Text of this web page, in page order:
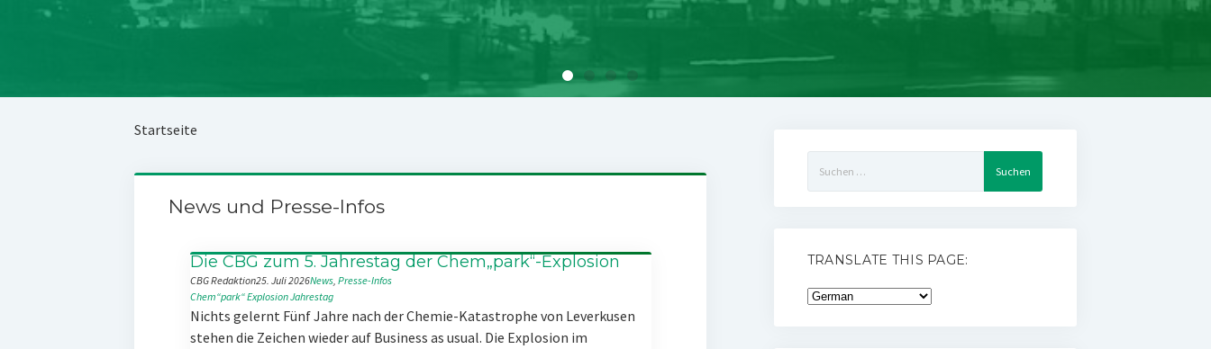
Startseite
News und Presse-Infos
Die CBG zum 5. Jahrestag der Chem„park“-Explosion
CBG Redaktion25. Juli 2026News, Presse-Infos
Chem“park“ExplosionJahrestag
Nichts gelernt Fünf Jahre nach der Chemie-Katastrophe von Leverkusen
stehen die Zeichen wieder auf Business as usual. Die Explosion im
nach:
TRANSLATE THIS PAGE: